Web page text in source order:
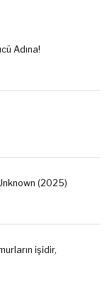
Adına!
(2025)
işidir,